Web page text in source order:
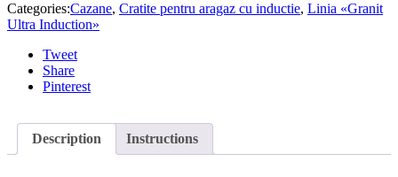
Categories:Cazane, Cratite pentru aragaz cu inductie, Linia «Granit
Ultra Induction»
Tweet
Share
Pinterest
Description Instructions